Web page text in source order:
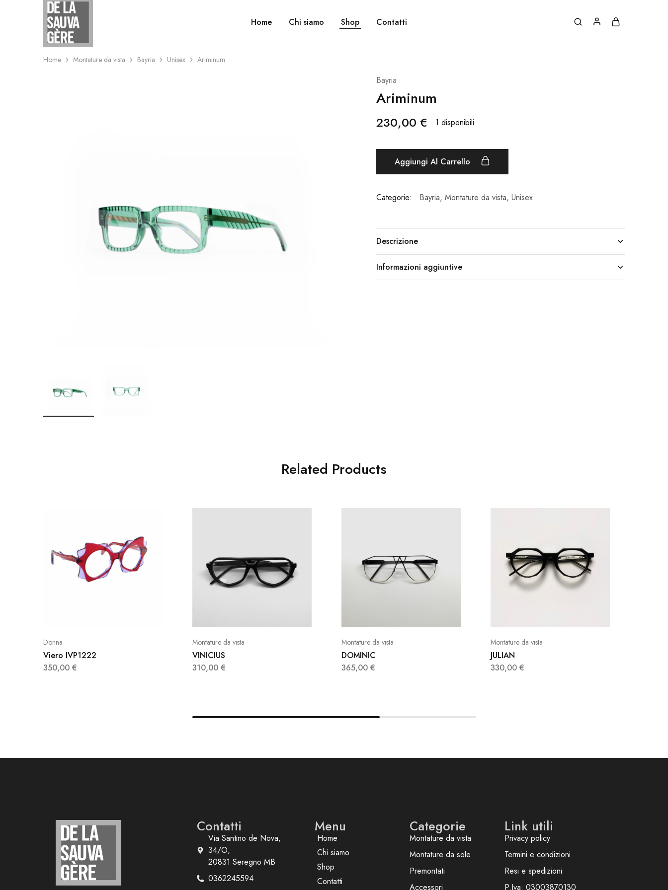
Studio
Ottico
De
La
Sauvagere
Home Chi siamo Shop Contatti
Home Montature da vista Bayria Unisex Ariminum
Bayria
Ariminum
230,00 € 1 disponibili
Aggiungi Al Carrello
Categorie: Bayria, Montature da vista, Unisex
Descrizione
Informazioni aggiuntive
Related Products
Donna
Viero IVP1222
350,00 €
Montature da vista
VINICIUS
310,00 €
Montature da vista
DOMINIC
365,00 €
Montature da vista
JULIAN
330,00 €
Contatti
Via Santino de Nova,
34/O,
20831 Seregno MB
0362245594
Menu
Home
Chi siamo
Shop
Contatti
Categorie
Montature da vista
Montature da sole
Premontati
Accessori
Link utili
Privacy policy
Termini e condizioni
Resi e spedizioni
P.Iva: 03003870130